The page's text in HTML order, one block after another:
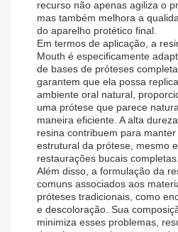
recurso não apenas agiliza o
mas também melhora a
do aparelho protético final.
Em termos de aplicação, a
Mouth é especificamente
de bases de próteses
garantem que ela possa
ambiente oral natural,
uma prótese que parece
maneira eficiente. A alta
resina contribuem para
estrutural da prótese, mesmo
restaurações bucais completas.
Além disso, a formulação da
comuns associados aos
próteses tradicionais, como
e descoloração. Sua
minimiza esses problemas,